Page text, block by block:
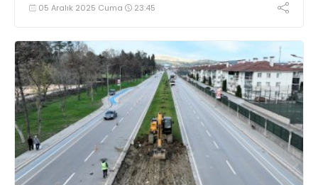
05 Aralık 2025 Cuma 23:45